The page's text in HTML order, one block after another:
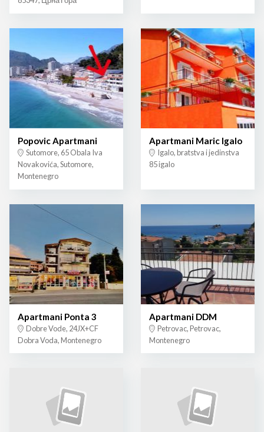
Popovic Apartmani
Sutomore, 65 Obala Iva
Novakovića, Sutomore,
Montenegro
Apartmani Maric Igalo
Igalo, bratstva i jedinstva
85 igalo
Apartmani Ponta 3
Dobre Vode, 24JX+CF
Dobra Voda, Montenegro
Apartmani DDM
Petrovac, Petrovac,
Montenegro